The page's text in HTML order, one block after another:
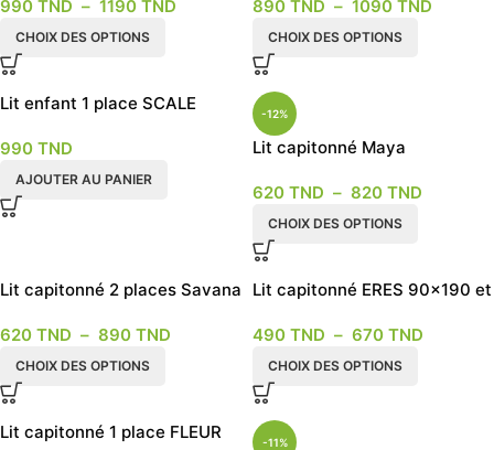
990 TND – 1190 TND
CHOIX DES OPTIONS
890 TND – 1090 TND
CHOIX DES OPTIONS
Lit enfant 1 place SCALE
990 TND
AJOUTER AU PANIER
-12%
Lit capitonné Maya
620 TND – 820 TND
CHOIX DES OPTIONS
Lit capitonné 2 places Savana
620 TND – 890 TND
CHOIX DES OPTIONS
Lit capitonné ERES 90×190 et
490 TND – 670 TND
CHOIX DES OPTIONS
Lit capitonné 1 place FLEUR -11%